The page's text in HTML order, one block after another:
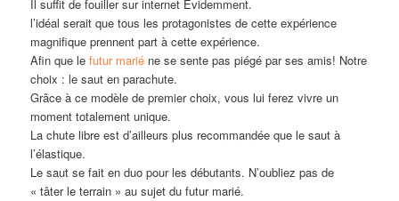
Il suffit de fouiller sur internet Evidemment.
l’idéal serait que tous les protagonistes de cette expérience
magnifique prennent part à cette expérience.
Afin que lefutur marié ne se sente pas piégé par ses amis! Notre
choix : le saut en parachute.
Grâce à ce modèle de premier choix, vous lui ferez vivre un
moment totalement unique.
La chute libre est d’ailleurs plus recommandée que le saut à
l’élastique.
Le saut se fait en duo pour les débutants. N’oubliez pas de
« tâter le terrain » au sujet du futur marié.